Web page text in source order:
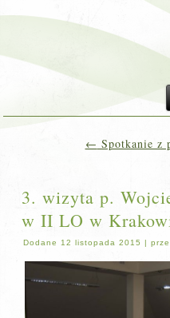
← Spotkanie z
3. wizyta p.
w II LO w
Dodane 12 listopada 2015 |